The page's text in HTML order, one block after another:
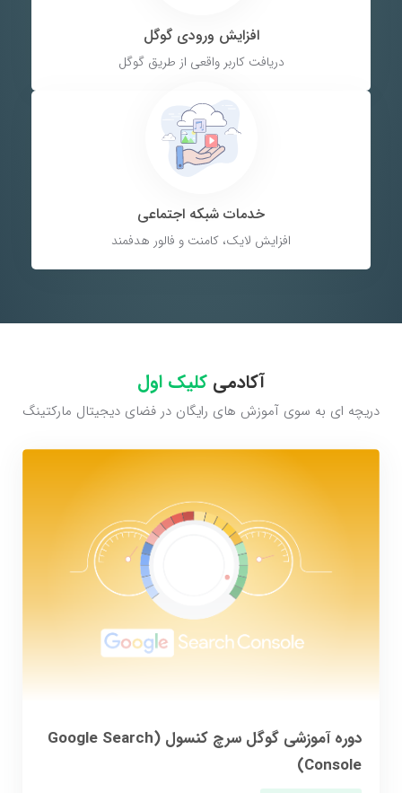
افزایش ورودی گوگل
دریافت کاربر واقعی از طریق گوگل
خدمات شبکه اجتماعی
افزایش لایک، کامنت و فالور هدفمند
آکادمی کلیک اول
دریچه ای به سوی آموزش های رایگان در فضای دیجیتال مارکتینگ
دوره آموزشی گوگل سرچ کنسول (Google Search
Console)